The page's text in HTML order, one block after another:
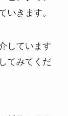
いきます。
しています
てみてくだ